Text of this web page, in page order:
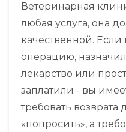
Ветеринарная
любая услуга, она
качественной.
операцию,
лекарство или
заплатили - вы
требовать возврата
«попросить», а